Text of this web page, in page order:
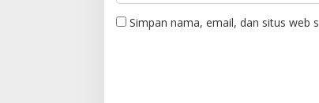
Simpan nama, email, dan situs web